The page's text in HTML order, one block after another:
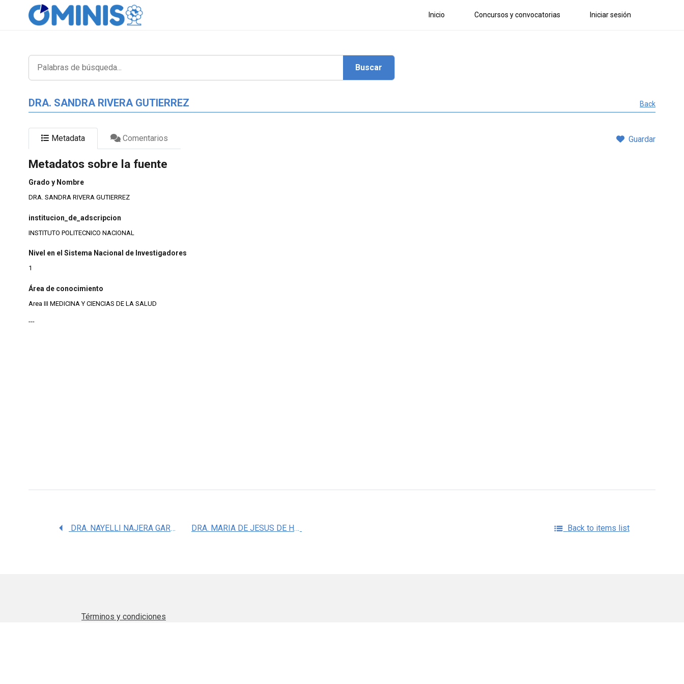
Inicio Concursos y convocatorias Iniciar sesión
DRA. SANDRA RIVERA GUTIERREZ Back
Metadata Comentarios Guardar
Metadatos sobre la fuente
Grado y Nombre
DRA. SANDRA RIVERA GUTIERREZ
institucion_de_adscripcion
INSTITUTO POLITECNICO NACIONAL
Nivel en el Sistema Nacional de Investigadores
1
Área de conocimiento
Area III MEDICINA Y CIENCIAS DE LA SALUD
---
DRA. NAYELLI NAJERA GARCIA DRA. MARIA DE JESUS DE HARO CRUZ Back to items list
Términos y condiciones